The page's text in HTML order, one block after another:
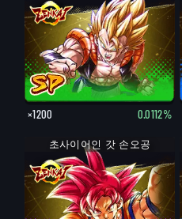
×1200 0.0112%
초사이어인 갓 손오공